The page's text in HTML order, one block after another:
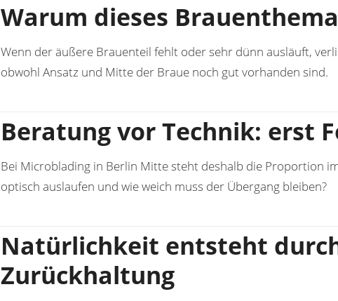
Warum dieses
Wenn der äußere Brauenteil fehlt oder sehr dünn ausläuft,
obwohl Ansatz und Mitte der Braue noch gut vorhanden sind.
Beratung vor Technik: erst
Bei Microblading in Berlin Mitte steht deshalb die Proportion
optisch auslaufen und wie weich muss der Übergang bleiben?
Natürlichkeit entsteht
Zurückhaltung